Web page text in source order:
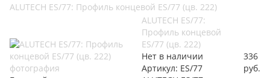
ALUTECH ES/77: Профиль концевой ES/77 (цв. 222)
ALUTECH ES/77:
Профиль концевой
ES/77 (цв. 222)
Нет в наличии
Артикул: ES/77
336
руб.